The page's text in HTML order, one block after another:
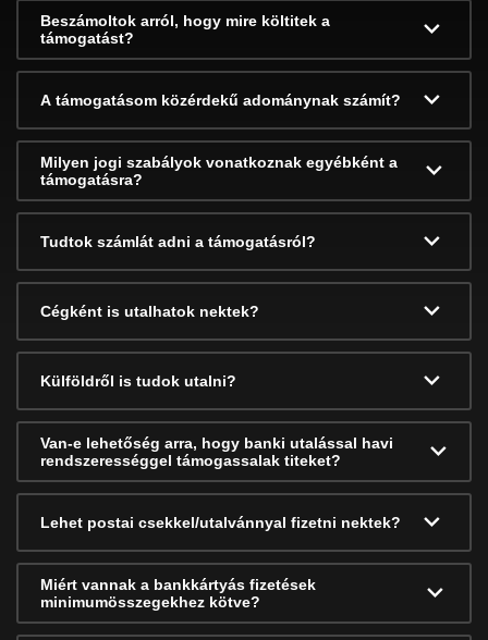
Beszámoltok arról, hogy mire költitek a
támogatást?
A támogatásom közérdekű adománynak számít?
Milyen jogi szabályok vonatkoznak egyébként a
támogatásra?
Tudtok számlát adni a támogatásról?
Cégként is utalhatok nektek?
Külföldről is tudok utalni?
Van-e lehetőség arra, hogy banki utalással havi
rendszerességgel támogassalak titeket?
Lehet postai csekkel/utalvánnyal fizetni nektek?
Miért vannak a bankkártyás fizetések
minimumösszegekhez kötve?